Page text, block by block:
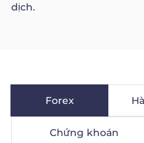
PHÂN TÍCH
Tiếng Việt
dịch.
Forex
Chứng khoán